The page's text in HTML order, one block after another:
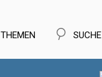
THEMEN SUCHE